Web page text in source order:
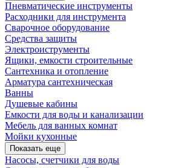
Пневматические инструменты
Расходники для инструмента
Сварочное оборудование
Средства защиты
Электроиструменты
Ящики, емкости строительные
Сантехника и отопление
Арматура сантехническая
Ванны
Душевые кабины
Емкости для воды и канализации
Мебель для ванных комнат
Мойки кухонные
Показать еще
Насосы, счетчики для воды